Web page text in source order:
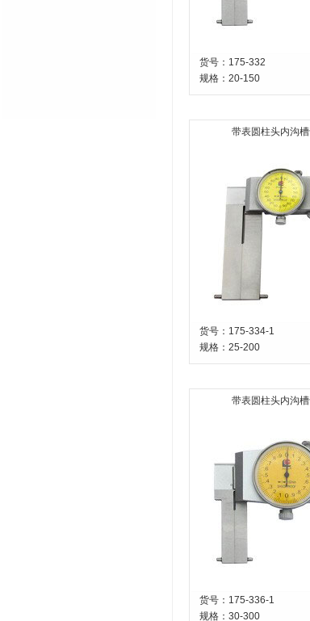
货号：175-332
规格： 20-150
带表圆柱头内沟槽
货号：175-334-1
规格： 25-200
带表圆柱头内沟槽
货号：175-336-1
规格： 30-300